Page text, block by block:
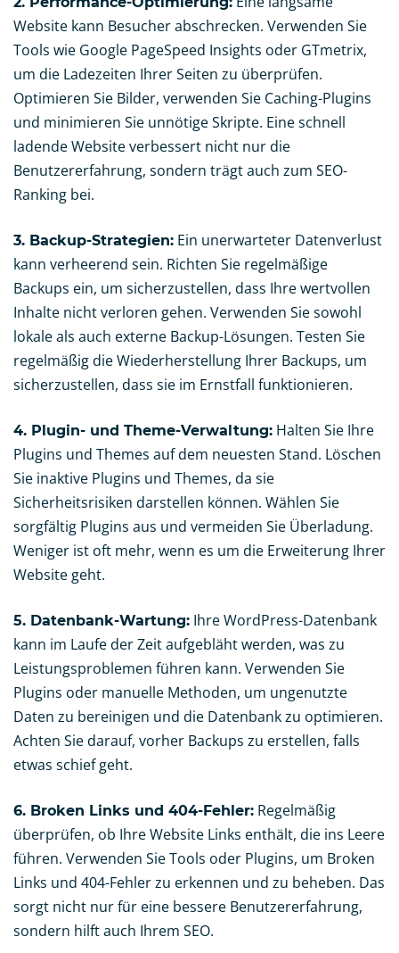
Website kann Besucher abschrecken. Verwenden Sie
Tools wie Google PageSpeed Insights oder GTmetrix,
um die Ladezeiten Ihrer Seiten zu überprüfen.
Optimieren Sie Bilder, verwenden Sie Caching-Plugins
und minimieren Sie unnötige Skripte. Eine schnell
ladende Website verbessert nicht nur die
Benutzererfahrung, sondern trägt auch zum SEO-
Ranking bei.
3. Backup-Strategien: Ein unerwarteter Datenverlust
kann verheerend sein. Richten Sie regelmäßige
Backups ein, um sicherzustellen, dass Ihre wertvollen
Inhalte nicht verloren gehen. Verwenden Sie sowohl
lokale als auch externe Backup-Lösungen. Testen Sie
regelmäßig die Wiederherstellung Ihrer Backups, um
sicherzustellen, dass sie im Ernstfall funktionieren.
4. Plugin- und Theme-Verwaltung: Halten Sie Ihre
Plugins und Themes auf dem neuesten Stand. Löschen
Sie inaktive Plugins und Themes, da sie
Sicherheitsrisiken darstellen können. Wählen Sie
sorgfältig Plugins aus und vermeiden Sie Überladung.
Weniger ist oft mehr, wenn es um die Erweiterung Ihrer
Website geht.
5. Datenbank-Wartung: Ihre WordPress-Datenbank
kann im Laufe der Zeit aufgebläht werden, was zu
Leistungsproblemen führen kann. Verwenden Sie
Plugins oder manuelle Methoden, um ungenutzte
Daten zu bereinigen und die Datenbank zu optimieren.
Achten Sie darauf, vorher Backups zu erstellen, falls
etwas schief geht.
6. Broken Links und 404-Fehler: Regelmäßig
überprüfen, ob Ihre Website Links enthält, die ins Leere
führen. Verwenden Sie Tools oder Plugins, um Broken
Links und 404-Fehler zu erkennen und zu beheben. Das
sorgt nicht nur für eine bessere Benutzererfahrung,
sondern hilft auch Ihrem SEO.